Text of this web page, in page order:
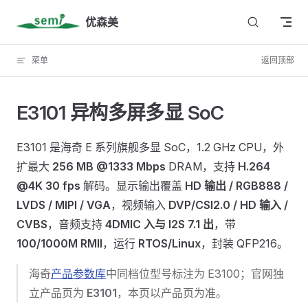
Skip to content 优森美
菜单 返回顶部
E3101 异构多屏多显 SoC
E3101 是海奇 E 系列旗舰多显 SoC，1.2 GHz CPU，外
扩最大 256 MB @1333 Mbps DRAM，支持 H.264
@4K 30 fps 解码。显示输出覆盖 HD 输出 / RGB888 /
LVDS / MIPI / VGA，视频输入 DVP/CSI2.0 / HD 输入 /
CVBS，音频支持 4DMIC 入与 I2S 7.1 出，带
100/1000M RMII，运行 RTOS/Linux，封装 QFP216。
海奇产品参数库中同档位型号标注为 E3100；官网独
立产品页为 E3101 ，本页以产品页为准。